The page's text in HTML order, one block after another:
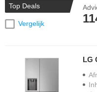
Top Deals
Vergelijk
LG